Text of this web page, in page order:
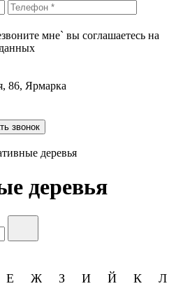
мне` вы соглашаетесь на
86, Ярмарка
звонок
деревья
деревья
Е Ж З И Й К
Л